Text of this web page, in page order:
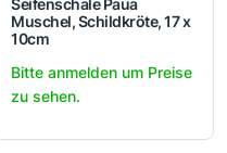
Seifenschale Paua
Muschel, Schildkröte, 17 x
10cm
Bitte anmelden um Preise
zu sehen.